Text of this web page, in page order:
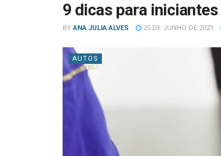
9 dicas para
BY ANA JULIA ALVES 25 DE JUNHO DE 2021
AUTOS